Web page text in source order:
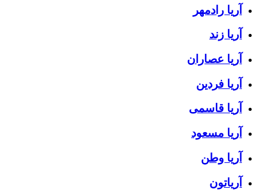
آریا رادمهر
آریا زند
آریا عصاران
آریا فردین
آریا قاسمی
آریا مسعود
آریا وطن
آریاتون